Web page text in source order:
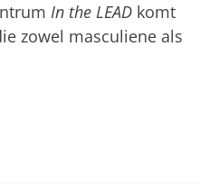
In the LEAD komt
zowel masculiene als